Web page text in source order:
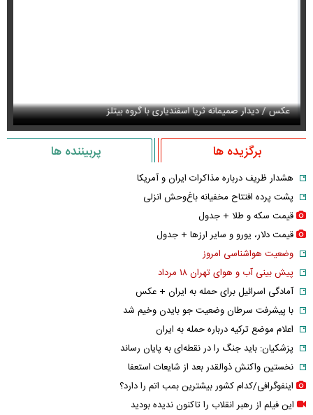
عکس / دیدار صمیمانه ثریا اسفندیاری با گروه بیتلز
برگزیده ها پربیننده ها
هشدار ظریف درباره مذاکرات ایران و آمریکا
پشت پرده افتتاح مخفیانه باغ‌وحش انزلی
قیمت سکه و طلا + جدول
قیمت دلار، یورو و سایر ارز‌ها + جدول
وضعیت هواشناسی امروز
پیش بینی آب و هوای تهران ۱۸ مرداد
آمادگی اسرائیل برای حمله به ایران + عکس
با پیشرفت سرطان وضعیت جو بایدن وخیم شد
اعلام موضع ترکیه درباره حمله به ایران
پزشکیان: باید جنگ را در نقطه‌ای به پایان رساند
نخستین واکنش ذوالقدر بعد از شایعات استعفا
اینفوگرافی/کدام کشور بیشترین بمب اتم را دارد؟
این فیلم از رهبر انقلاب را تاکنون ندیده بودید